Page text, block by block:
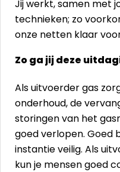
Jij werkt, samen met
technieken; zo
onze netten klaar
Zo ga jij deze
Als uitvoerder gas
onderhoud, de
storingen van het
goed verlopen. Goed
instantie veilig. Als
kun je mensen goed